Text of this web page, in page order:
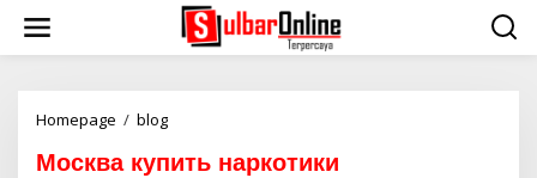
i
Homepage / blog
с
Москва купить наркотики